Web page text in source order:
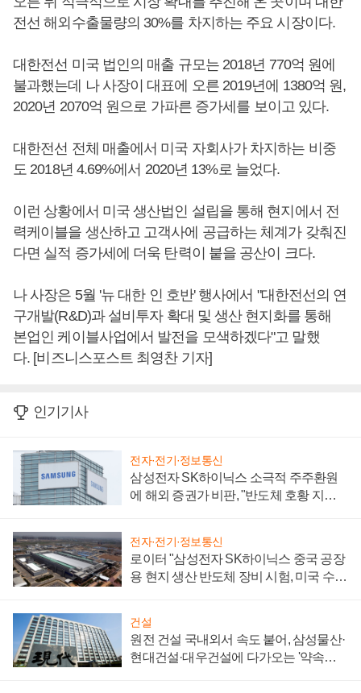
전선 해외수출물량의 30%를 차지하는 주요 시장이다.
대한전선 미국 법인의 매출 규모는 2018년 770억 원에
불과했는데 나 사장이 대표에 오른 2019년에 1380억 원,
2020년 2070억 원으로 가파른 증가세를 보이고 있다.
대한전선 전체 매출에서 미국 자회사가 차지하는 비중
도 2018년 4.69%에서 2020년 13%로 늘었다.
이런 상황에서 미국 생산법인 설립을 통해 현지에서 전
력케이블을 생산하고 고객사에 공급하는 체계가 갖춰진
다면 실적 증가세에 더욱 탄력이 붙을 공산이 크다.
나 사장은 5월 '뉴 대한 인 호반' 행사에서 "대한전선의 연
구개발(R&D)과 설비투자 확대 및 생산 현지화를 통해
본업인 케이블사업에서 발전을 모색하겠다"고 말했
다. [비즈니스포스트 최영찬 기자]
인기기사
전자·전기·정보통신
삼성전자 SK하이닉스 소극적 주주환원
에 해외 증권가 비판, "반도체 호황 지속
전자·전기·정보통신
로이터 "삼성전자 SK하이닉스 중국 공장
용 현지 생산 반도체 장비 시험, 미국 수출
건설
원전 건설 국내외서 속도 붙어, 삼성물산·
현대건설·대우건설에 다가오는 '약속의